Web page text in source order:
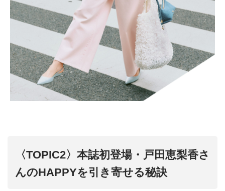
〈TOPIC2〉本誌初登場・戸田恵梨香さ
んのHAPPYを引き寄せる秘訣